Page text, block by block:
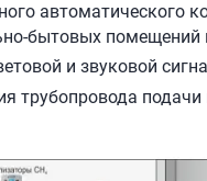
автоматического
бытовых помещений
и звуковой
трубопровода